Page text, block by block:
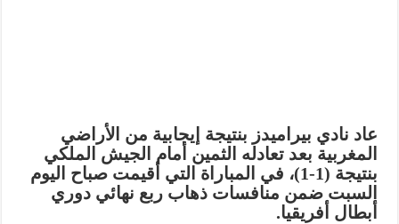
عاد نادي بيراميدز بنتيجة إيجابية من الأراضي
المغربية بعد تعادله الثمين أمام الجيش الملكي
بنتيجة (1-1)، في المباراة التي أقيمت صباح اليوم
السبت ضمن منافسات ذهاب ربع نهائي دوري
أبطال أفريقيا.